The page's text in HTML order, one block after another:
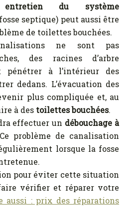
entretien du système
septique) peut aussi être
de toilettes bouchées.
ne sont pas
des racines d’arbre
pénétrer à l’intérieur des
dedans. L’évacuation des
plus compliquée et, au
à des toilettes bouchées.
effectuer un débouchage à
problème de canalisation
lorsque la fosse
pour éviter cette situation
vérifier et réparer votre
aussi : prix des réparations